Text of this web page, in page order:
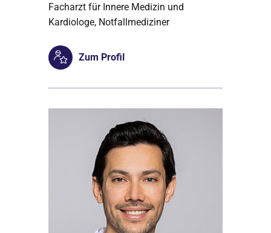
Facharzt für Innere Medizin und
Kardiologe, Notfallmediziner
Zum Profil